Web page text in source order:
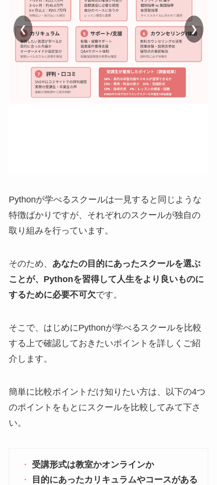
❮ ❯
Pythonが学べるスクールは一見すると同じような
特徴ばかりですが、それぞれのスクールが独自の
取り組みを行っています。
そのため、 あなたの目的にあったスクールを選ぶ
ことが、Pythonを習得して人生をより良いものに
するために必要不可欠です。
そこで、はじめにPythonが学べるスクールを比較
する上で確認しておきたいポイントを詳しくご紹
介します。
簡単に比較ポイントだけ知りたい方は、以下の4つ
のポイントをもとにスクールを比較してみて下さ
い。
受講形式は教室かオンラインか
目的にあったカリキュラムやコースがある